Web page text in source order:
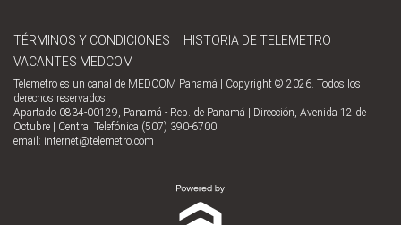
TÉRMINOS Y CONDICIONES
HISTORIA DE TELEMETRO
VACANTES MEDCOM
Telemetro es un canal de MEDCOM Panamá | Copyright © 2026. Todos los
derechos reservados.
Apartado 0834-00129, Panamá - Rep. de Panamá | Dirección, Avenida 12 de
Octubre | Central Telefónica (507) 390-6700
email: internet@telemetro.com